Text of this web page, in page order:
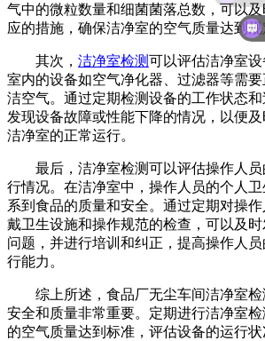
气中的微粒数量和细菌菌落总数，可以
应的措施，确保洁净室的空气质量达到
其次， 洁净室检测可以评估洁净室
室内的设备如空气净化器、过滤器等需
洁空气。通过定期检测设备的工作状态
发现设备故障或性能下降的情况，以便
洁净室的正常运行。
最后，洁净室检测可以评估操作人员
行情况。在洁净室中，操作人员的个人
系到食品的质量和安全。通过定期对操
戴卫生设施和操作规范的检查，可以及
问题，并进行培训和纠正，提高操作人
行能力。
综上所述，食品厂无尘车间洁净室检
安全和质量非常重要。定期进行洁净室
的空气质量达到标准，评估设备的运行